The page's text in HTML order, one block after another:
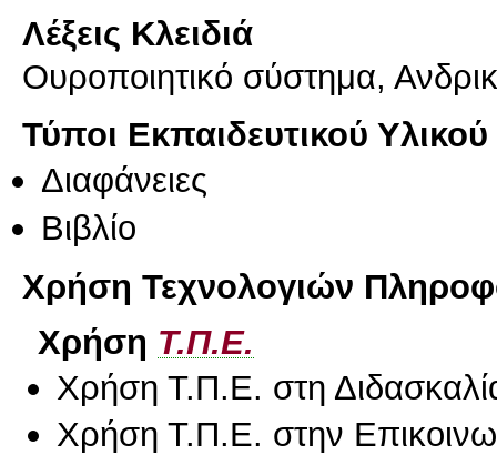
Λέξεις Κλειδιά
Ουροποιητικό σύστημα,
Τύποι Εκπαιδευτικού Υλικού
Διαφάνειες
Βιβλίο
Χρήση Τεχνολογιών
Χρήση Τ.Π.Ε.
Χρήση Τ.Π.Ε. στη
Χρήση Τ.Π.Ε. στην